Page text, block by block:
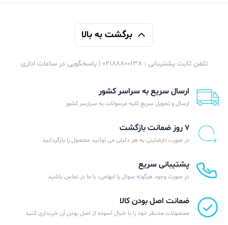
برگشت به بالا
تلفن ثابت پشتیبانی : 02188800138 | پاسخگویی در ساعات اداری
ارسال سریع به سراسر کشور
ارسال و تحویل سریع کلیه مرسولات به سرارسر کشور
۷ روز ضمانت بازگشت
در صورت نارضایتی به هر دلیلی می توانید محصول را بازگردانید
پشتیبانی سریع
در صورت وجود هرگونه سوال یا ابهامی، با ما در تماس باشید
ضمانت اصل بودن کالا
محصولات مدنظر خود را با خیال آسوده از اصل بودن آن خریداری کنید